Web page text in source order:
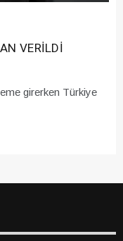
VERİLDİ
girerken Türkiye